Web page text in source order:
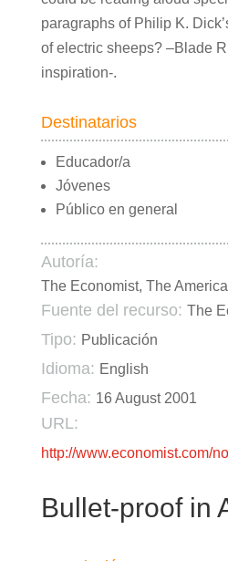
paragraphs of Philip K.
of electric sheeps? –Blade
inspiration-.
Destinatarios
Educador/a
Jóvenes
Público en general
Autoría:
The Economist, The
Fuente del recurso: The
Tipo: Publicación
Idioma: English
Fecha: 16 August 2001
URL:
http://www.economist.com/
Bullet-proof in